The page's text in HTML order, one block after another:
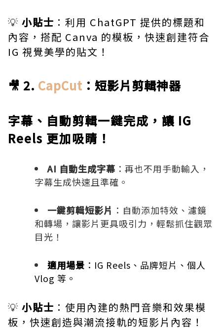
💡 小貼士 ：利用 ChatGPT 提供的標題和
內容，搭配 Canva 的模板，快速創建符合
IG 視覺美學的貼文！
🎥 2. CapCut ：短影片剪輯神器
字幕、自動剪輯一鍵完成，讓 IG
Reels 更加吸睛！
AI 自動生成字幕 ：再也不用手動輸入，
字幕生成快速且準確。
一鍵剪輯短影片 ：自動添加特效、濾鏡
和轉場，讓影片更具吸引力，輕鬆抓住觀眾
目光！
適用場景 ：IG Reels、品牌短片、個人
Vlog 等。
💡 小貼士 ：使用內建的熱門音樂和效果模
板，快速創造與潮流接軌的短影片內容！